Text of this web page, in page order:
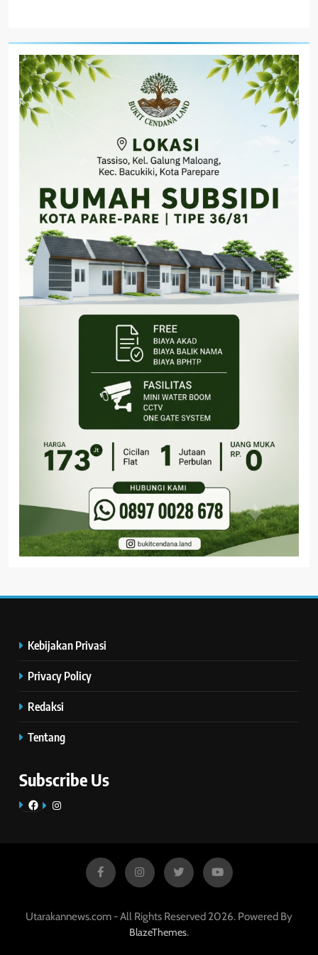
Kebijakan Privasi
Privacy Policy
Redaksi
Tentang
Subscribe Us
FacebookInstagram
Utarakannews.com - All Rights Reserved 2026. Powered By
BlazeThemes.